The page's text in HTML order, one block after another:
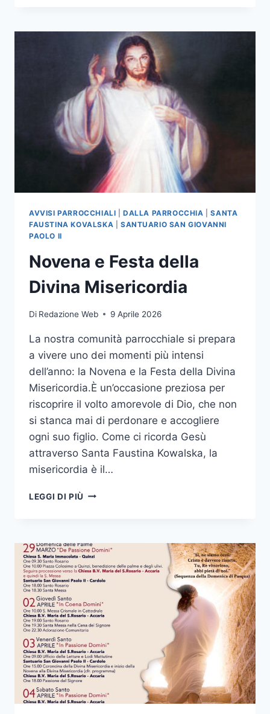
AVVISI PARROCCHIALI |DALLA PARROCCHIA |SANTA
FAUSTINA KOVALSKA
SANTUARIO SAN GIOVANNI
PAOLO II
Novena e Festa della
Divina Misericordia
Di Redazione Web 9 Aprile 2026
La nostra comunità parrocchiale si prepara
a vivere uno dei momenti più intensi
dell’anno: la Novena e la Festa della Divina
Misericordia.È un’occasione preziosa per
riscoprire il volto amorevole di Dio, che non
si stanca mai di perdonare e accogliere
ogni suo figlio. Come ci ricorda Gesù
attraverso Santa Faustina Kowalska, la
misericordia è il…
LEGGI DI PIÙ